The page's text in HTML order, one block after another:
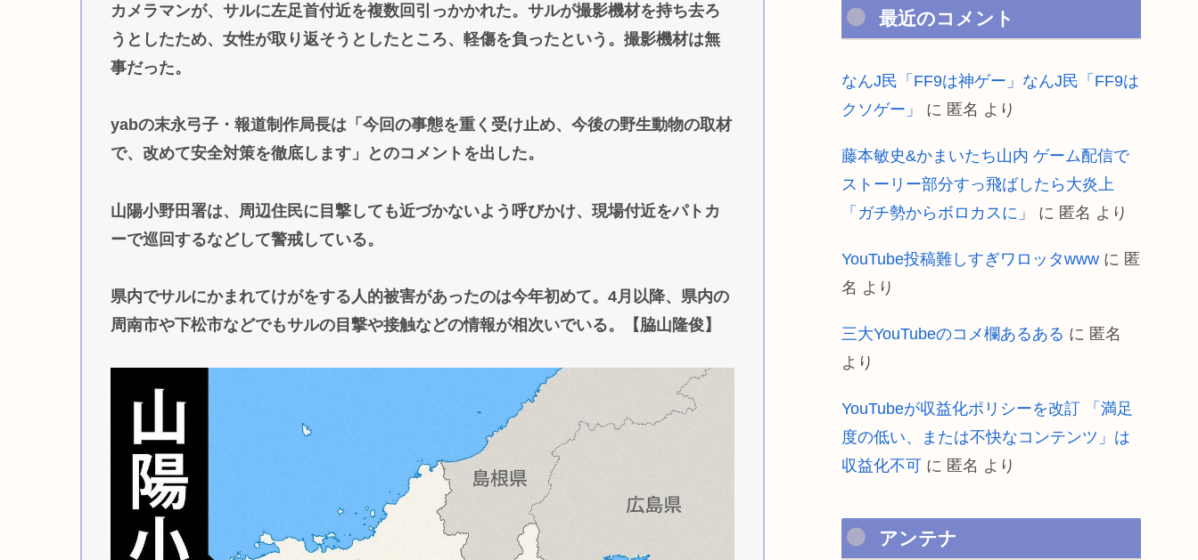
カメラマンが、サルに左足首付近を複数回引っかかれた。サルが撮影機材を持ち去ろ
うとしたため、女性が取り返そうとしたところ、軽傷を負ったという。撮影機材は無
事だった。
yabの末永弓子・報道制作局長は「今回の事態を重く受け止め、今後の野生動物の取材
で、改めて安全対策を徹底します」とのコメントを出した。
山陽小野田署は、周辺住民に目撃しても近づかないよう呼びかけ、現場付近をパトカ
ーで巡回するなどして警戒している。
県内でサルにかまれてけがをする人的被害があったのは今年初めて。4月以降、県内の
周南市や下松市などでもサルの目撃や接触などの情報が相次いでいる。【脇山隆俊】
最近のコメント
なんJ民「FF9は神ゲー」なんJ民「FF9は
クソゲー」
に 匿名 より
藤本敏史&かまいたち山内 ゲーム配信で
ストーリー部分すっ飛ばしたら大炎上
「ガチ勢からボロカスに」
に 匿名 より
YouTube投稿難しすぎワロッタwww に 匿
名 より
三大YouTubeのコメ欄あるある に 匿名
より
YouTubeが収益化ポリシーを改訂 「満足
度の低い、または不快なコンテンツ」は
収益化不可 に 匿名 より
アンテナ